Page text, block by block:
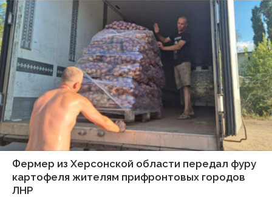
Фермер из Херсонской области передал фуру
картофеля жителям прифронтовых городов
ЛНР